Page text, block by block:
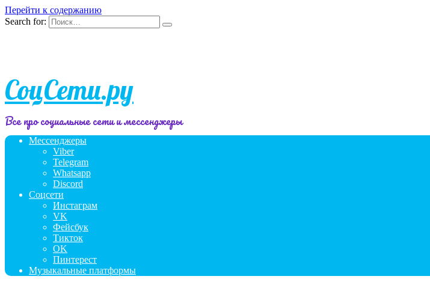
Перейти к содержанию
Search for:
СоцСети.ру
Все про социальные сети и мессенджеры
Мессенджеры
Viber
Telegram
Whatsapp
Discord
Соцсети
Инстаграм
VK
Фейсбук
Тикток
OK
Пинтерест
Музыкальные платформы